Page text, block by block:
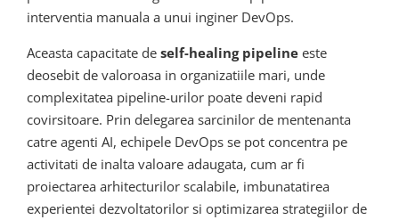
interventia manuala a unui inginer DevOps.
Aceasta capacitate de self-healing pipeline este
deosebit de valoroasa in organizatiile mari, unde
complexitatea pipeline-urilor poate deveni rapid
covirsitoare. Prin delegarea sarcinilor de mentenanta
catre agenti AI, echipele DevOps se pot concentra pe
activitati de inalta valoare adaugata, cum ar fi
proiectarea arhitecturilor scalabile, imbunatatirea
experientei dezvoltatorilor si optimizarea strategiilor de